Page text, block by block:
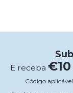
E receba €10
Código